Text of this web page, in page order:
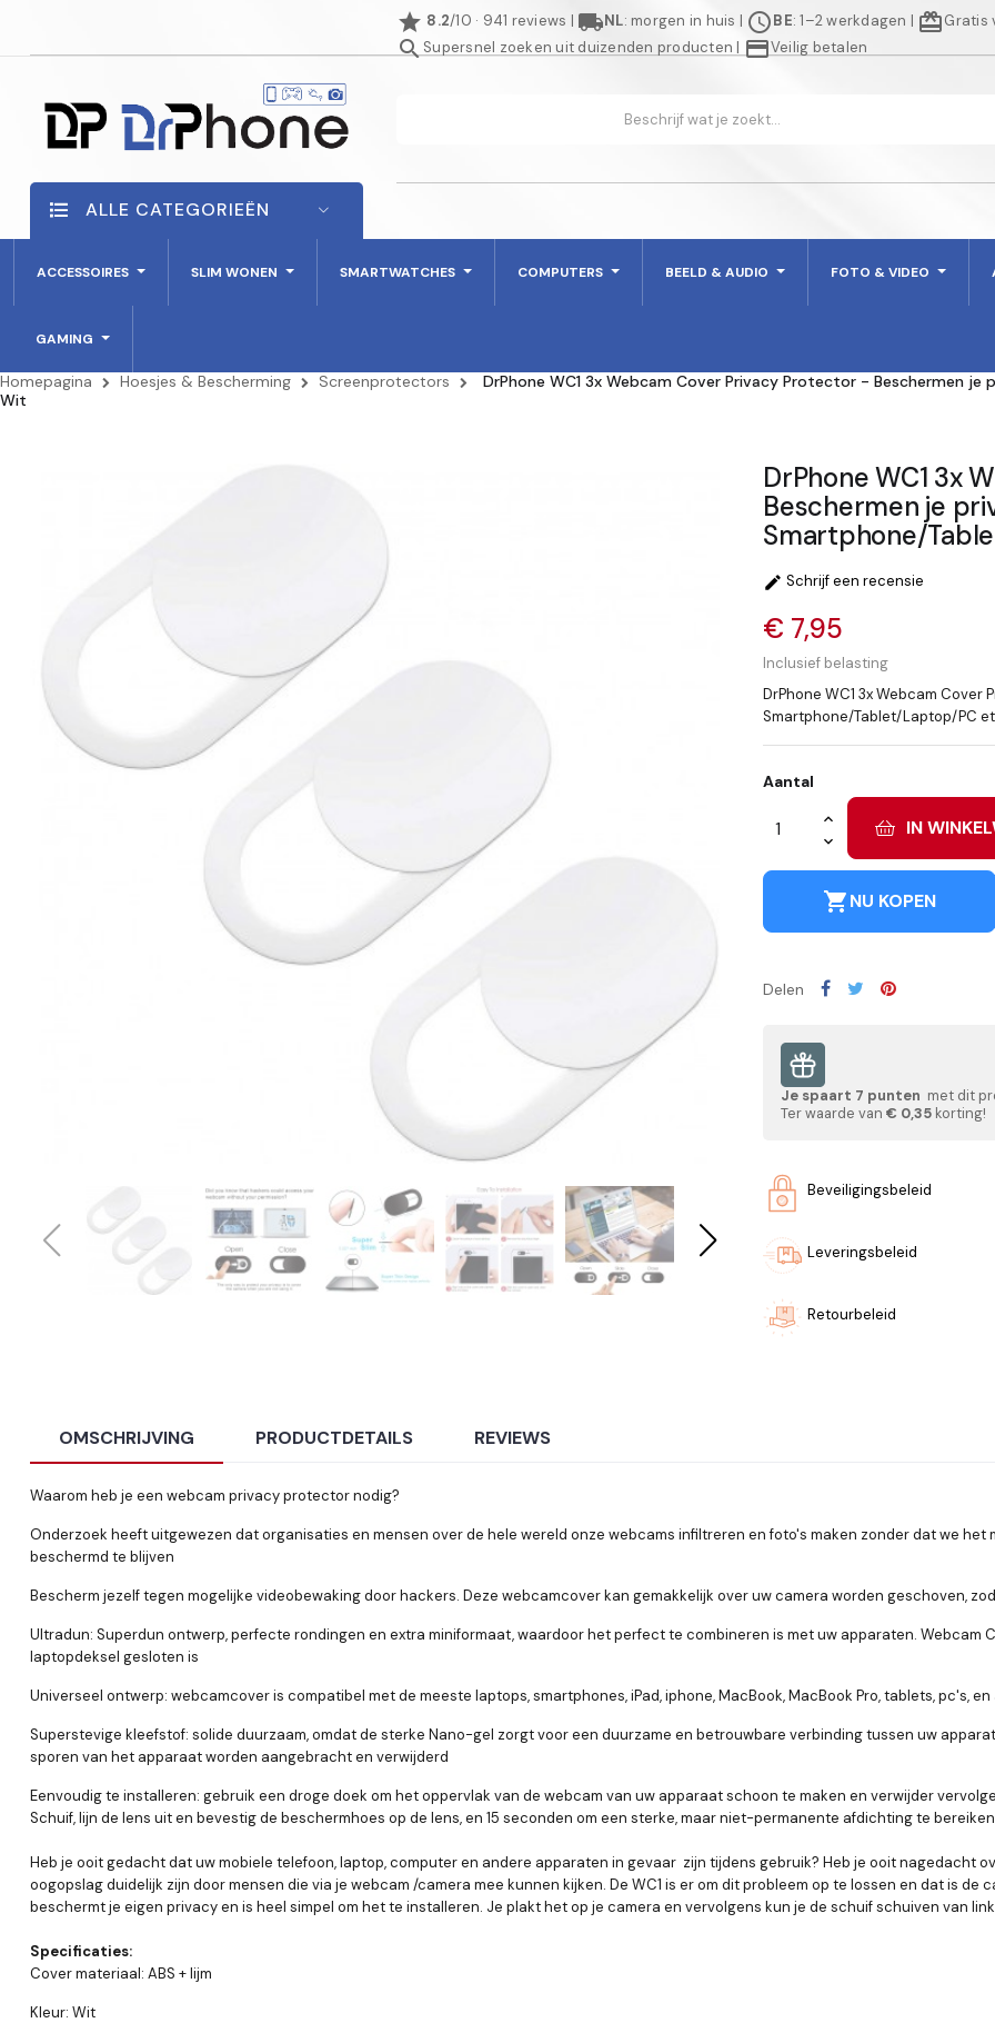
star 8.2/10 · 941 reviews | local_shippingNL: morgen in huis | scheduleBE: 1–2 werkdagen | redeemGratis
searchSupersnel zoeken uit duizenden producten | credit_cardVeilig betalen
ALLE CATEGORIEËN
ACCESSOIRES SLIM WONEN SMARTWATCHES COMPUTERS BEELD & AUDIO FOTO & VIDEO
GAMING
Homepagina Hoesjes & Bescherming Screenprotectors
DrPhone WC1 3x Webcam Cover Privacy Protector - Beschermen
Wit
DrPhone WC1 3x
Beschermen je
Smartphone/
 Schrijf een recensie
€ 7,95
Inclusief belasting
DrPhone WC1 3x Webcam
Smartphone/Tablet/Laptop/PC
Aantal
IN
shopping_cartNU KOPEN
Delen
Je spaart 7 punten met dit
Ter waarde van € 0,35 korting!
Beveiligingsbeleid
Leveringsbeleid
Retourbeleid
OMSCHRIJVING PRODUCTDETAILS REVIEWS
Waarom heb je een webcam privacy protector nodig?
Onderzoek heeft uitgewezen dat organisaties en mensen over de hele wereld onze webcams infiltreren en foto's maken zonder dat we het
beschermd te blijven
Bescherm jezelf tegen mogelijke videobewaking door hackers. Deze webcamcover kan gemakkelijk over uw camera worden geschoven,
Ultradun: Superdun ontwerp, perfecte rondingen en extra miniformaat, waardoor het perfect te combineren is met uw apparaten. Webcam
laptopdeksel gesloten is
Universeel ontwerp: webcamcover is compatibel met de meeste laptops, smartphones, iPad, iphone, MacBook, MacBook Pro, tablets, pc's,
Superstevige kleefstof: solide duurzaam, omdat de sterke Nano-gel zorgt voor een duurzame en betrouwbare verbinding tussen uw
sporen van het apparaat worden aangebracht en verwijderd
Eenvoudig te installeren: gebruik een droge doek om het oppervlak van de webcam van uw apparaat schoon te maken en verwijder
Schuif, lijn de lens uit en bevestig de beschermhoes op de lens, en 15 seconden om een ​​sterke, maar niet-permanente afdichting te
Heb je ooit gedacht dat uw mobiele telefoon, laptop, computer en andere apparaten in gevaar zijn tijdens gebruik? Heb je ooit nagedacht
oogopslag duidelijk zijn door mensen die via je webcam /camera mee kunnen kijken. De WC1 is er om dit probleem op te lossen en dat is
beschermt je eigen privacy en is heel simpel om het te installeren. Je plakt het op je camera en vervolgens kun je de schuif schuiven van
Specificaties:
Cover materiaal: ABS + lijm
Kleur: Wit